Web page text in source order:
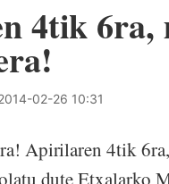
4tik 6ra,
02-26 10:31
Apirilaren 4tik
dute Etxalarko